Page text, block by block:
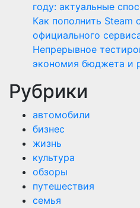
году: актуальные
Как пополнить
официального
Непрерывное
экономия бюджета и
Рубрики
автомобили
бизнес
жизнь
культура
обзоры
путешествия
семья